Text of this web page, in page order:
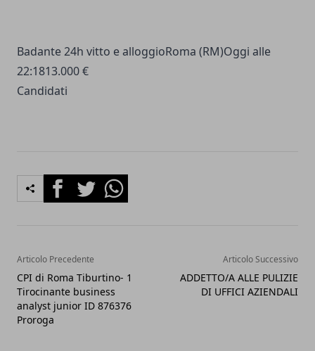
Badante 24h vitto e alloggioRoma (RM)Oggi alle
22:1813.000 €
Candidati
FacebookTwitterWhatsapp
Articolo Precedente
CPI di Roma Tiburtino- 1
Tirocinante business
analyst junior ID 876376
Proroga
Articolo Successivo
ADDETTO/A ALLE PULIZIE
DI UFFICI AZIENDALI